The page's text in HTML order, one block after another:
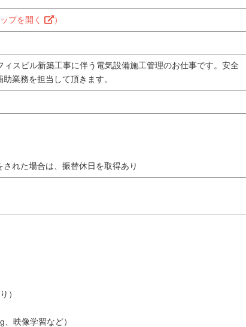
ップを開く ）
ィスビル新築工事に伴う電気設備施工管理のお仕事です。安全
業務を担当して頂きます。
れた場合は、振替休日を取得あり
）
映像学習など）